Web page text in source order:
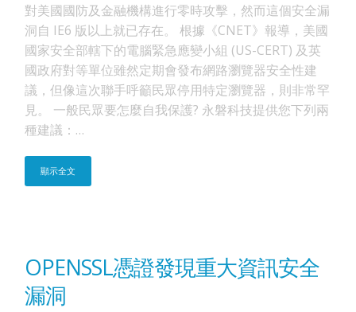
對美國國防及金融機構進行零時攻擊，然而這個安全漏
洞自 IE6 版以上就已存在。 根據《CNET》報導，美國
國家安全部轄下的電腦緊急應變小組 (US-CERT) 及英
國政府對等單位雖然定期會發布網路瀏覽器安全性建
議，但像這次聯手呼籲民眾停用特定瀏覽器，則非常罕
見。 一般民眾要怎麼自我保護? 永磐科技提供您下列兩
種建議：…
顯示全文
OPENSSL憑證發現重大資訊安全
漏洞